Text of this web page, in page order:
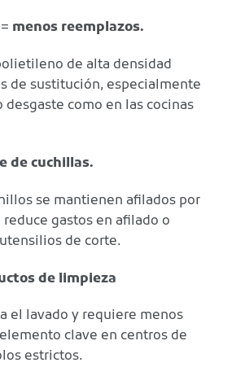
menos reemplazos.
de alta densidad
de sustitución, especialmente
como en las cocinas
de cuchillas.
se mantienen afilados por
gastos en afilado o
de corte.
de limpieza
el lavado y requiere menos
clave en centros de
estrictos.